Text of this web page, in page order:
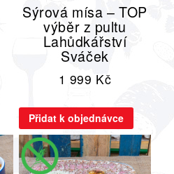
Sýrová mísa – TOP
výběr z pultu
Lahůdkářství
Sváček
1 999 Kč
Přidat k objednávce